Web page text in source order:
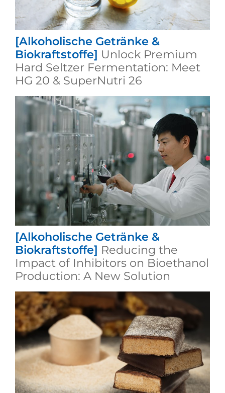
[Alkoholische Getränke &
Biokraftstoffe] Unlock Premium
Hard Seltzer Fermentation: Meet
HG 20 & SuperNutri 26
[Alkoholische Getränke &
Biokraftstoffe] Reducing the
Impact of Inhibitors on Bioethanol
Production: A New Solution